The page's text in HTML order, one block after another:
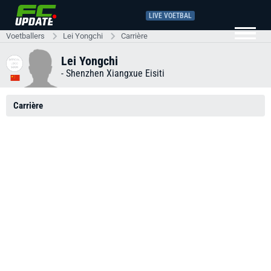
LIVE VOETBAL
Voetballers Lei Yongchi Carrière
Lei Yongchi
- Shenzhen Xiangxue Eisiti
Carrière